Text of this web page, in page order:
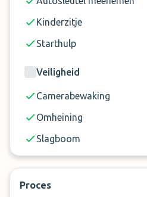
Kinderzitje
Starthulp
Veiligheid
Camerabewaking
Omheining
Slagboom
Proces